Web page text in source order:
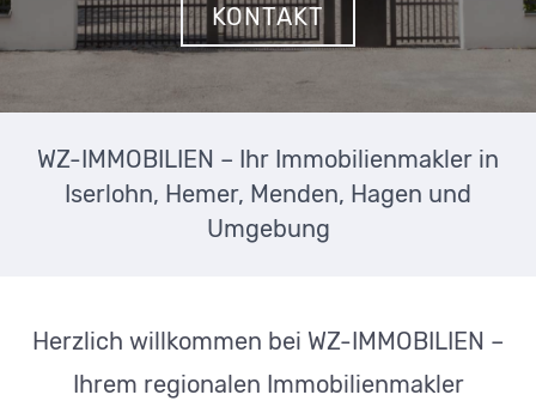
KONTAKT
WZ-IMMOBILIEN – Ihr Immobilienmakler in
Iserlohn, Hemer, Menden, Hagen und
Umgebung
Herzlich willkommen bei WZ-IMMOBILIEN –
Ihrem regionalen Immobilienmakler